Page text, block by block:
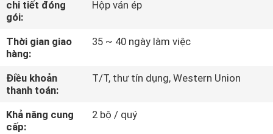
TÔI
THAM
QUAN
NHÀ
MÁY
chi tiết đóng
gói:
Hộp ván ép
Thời gian giao
hàng:
35 ~ 40 ngày làm việc
Điều khoản
thanh toán:
T/T, thư tín dụng, Western Union
Khả năng cung
cấp:
2 bộ / quý